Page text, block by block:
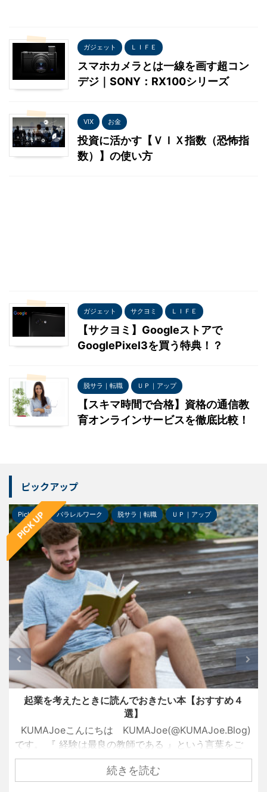
ガジェット ＬＩＦＥ
スマホカメラとは一線を画す超コン
デジ｜SONY：RX100シリーズ
VIX お金
投資に活かす【ＶＩＸ指数（恐怖指
数）】の使い方
ガジェット サクヨミ ＬＩＦＥ
【サクヨミ】Googleストアで
GooglePixel3を買う特典！？
脱サラ｜転職 ＵＰ｜アップ
【スキマ時間で合格】資格の通信教
育オンラインサービスを徹底比較！
ピックアップ
PICK UP
Pick-up パラレルワーク 脱サラ｜転職 ＵＰ｜アップ
起業を考えたときに読んでおきたい本【おすすめ４
選】
KUMAJoeこんにちは KUMAJoe(@KUMAJoe.Blog)
です。 『 経験は最良の教師である 』という言葉をご
存知でしょうか？ 名経営者として大きな成功を手にし
ている創業者たちも、ずっと順風満帆な人生を送って
続きを読む